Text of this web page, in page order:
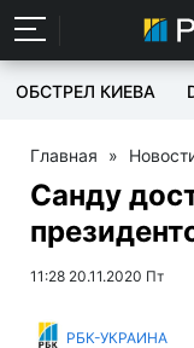
ОБСТРЕЛ КИЕВА
Главная »
Санду
11:28 20.11.2020 Пт
РБК-УКРАИНА